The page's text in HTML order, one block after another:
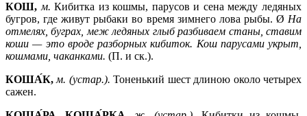
КОШ, м.Кибитка из кошмы, парусов и сена между ледяных
бугров, где живут рыбаки во время зимнего лова рыбы. Ø На
отмелях, буграх, меж ледяных глыб разбиваем станы, ставим
коши — это вроде разборных кибиток. Кош парусами укрыт,
кошмами, чаканками. (П. и ск.).
КОША́К, м. (устар.).Тоненький шест длиною около четырех
сажен.